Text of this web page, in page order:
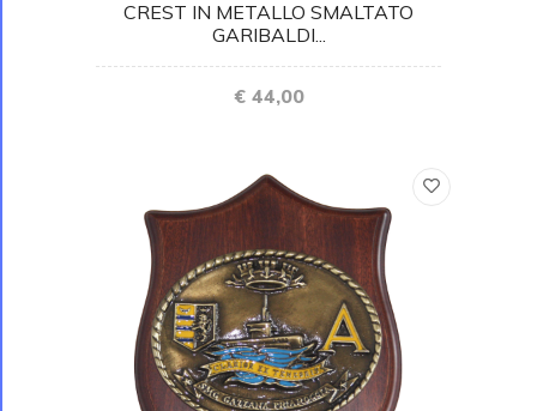
CREST IN METALLO SMALTATO
GARIBALDI...
€ 44,00